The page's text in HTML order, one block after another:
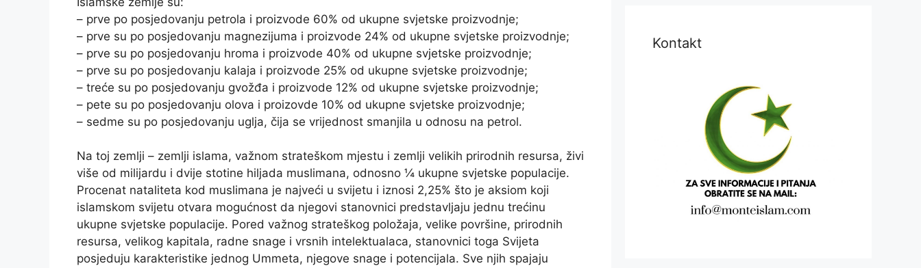
– prve po posjedovanju petrola i proizvode 60% od ukupne svjetske proizvodnje;
– prve su po posjedovanju magnezijuma i proizvode 24% od ukupne svjetske proizvodnje;
– prve su po posjedovanju hroma i proizvode 40% od ukupne svjetske proizvodnje;
– prve su po posjedovanju kalaja i proizvode 25% od ukupne svjetske proizvodnje;
– treće su po posjedovanju gvožđa i proizvode 12% od ukupne svjetske proizvodnje;
– pete su po posjedovanju olova i proizovde 10% od ukupne svjetske proizvodnje;
– sedme su po posjedovanju uglja, čija se vrijednost smanjila u odnosu na petrol.
Na toj zemlji – zemlji islama, važnom strateškom mjestu i zemlji velikih prirodnih resursa, živi
više od milijardu i dvije stotine hiljada muslimana, odnosno ¼ ukupne svjetske populacije.
Procenat nataliteta kod muslimana je najveći u svijetu i iznosi 2,25% što je aksiom koji
islamskom svijetu otvara mogućnost da njegovi stanovnici predstavljaju jednu trećinu
ukupne svjetske populacije. Pored važnog strateškog položaja, velike površine, prirodnih
resursa, velikog kapitala, radne snage i vrsnih intelektualaca, stanovnici toga Svijeta
posjeduju karakteristike jednog Ummeta, njegove snage i potencijala. Sve njih spajaju
Kontakt